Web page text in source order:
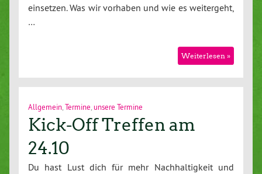
einsetzen. Was wir vorhaben und wie es weitergeht,
…
Weiterlesen »
Allgemein Termine unsere Termine
Kick-Off Treffen am
24.10
Du hast Lust dich für mehr Nachhaltigkeit und